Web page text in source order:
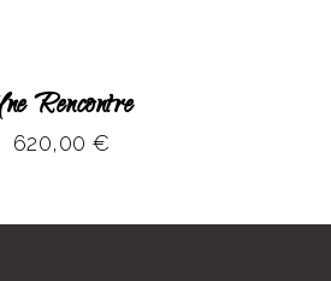
Rencontre
620,00 €